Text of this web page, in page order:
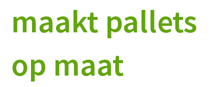
maakt pallets
op maat